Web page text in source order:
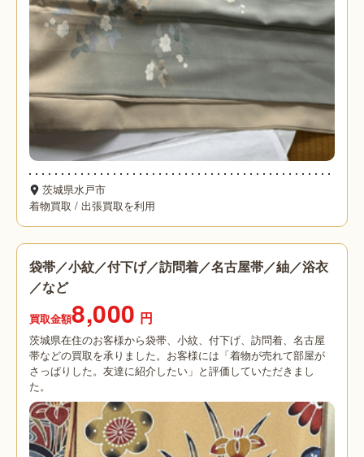
茨城県水戸市
着物買取 / 出張買取を利用
袋帯／小紋／付下げ／訪問着／名古屋帯／紬／浴衣
／など
買取金額8,000 円
茨城県在住のお客様から袋帯、小紋、付下げ、訪問着、名古屋
帯などの買取を承りました。お客様には「着物が売れて部屋が
さっぱりした。友達に紹介したい」と評価していただきまし
た。